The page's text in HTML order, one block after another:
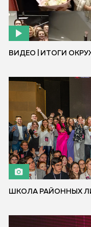
ВИДЕО | ИТОГИ
ШКОЛА РАЙОННЫХ